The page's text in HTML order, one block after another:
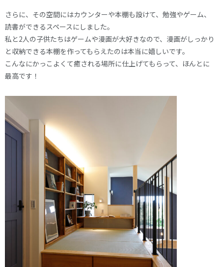
さらに、その空間にはカウンターや本棚も設けて、勉強やゲーム、
読書ができるスペースにしました。
私と2人の子供たちはゲームや漫画が大好きなので、漫画がしっかり
と収納できる本棚を作ってもらえたのは本当に嬉しいです。
こんなにかっこよくて癒される場所に仕上げてもらって、ほんとに
最高です！